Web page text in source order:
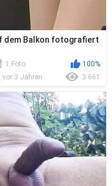
dem Balkon fotografiert
1 Foto
100%
vor 3 Jahren
3 661